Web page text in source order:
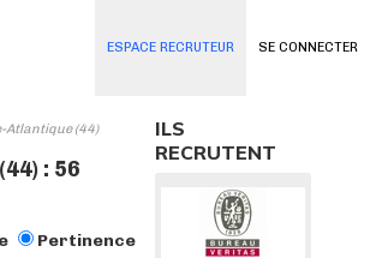
SE CONNECTER
ESPACE RECRUTEUR
Atlantique (44)
: 56
Pertinence
ILS
RECRUTENT